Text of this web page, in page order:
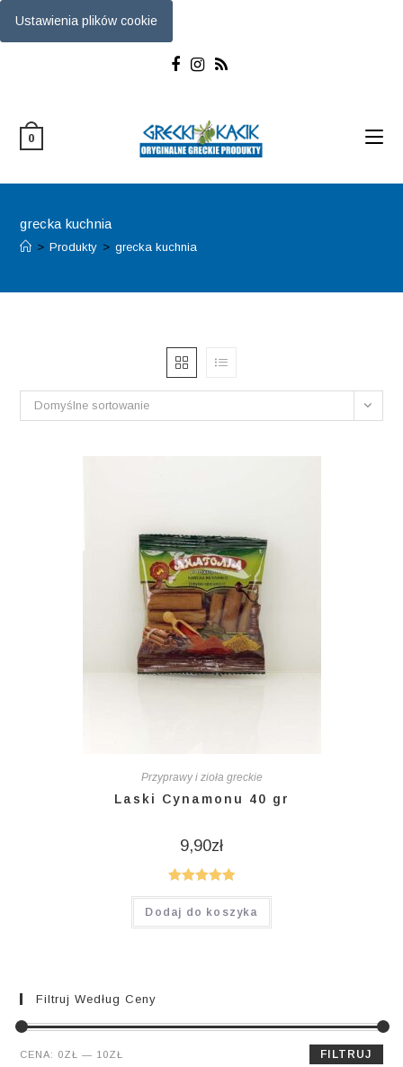
Ustawienia plików cookie
0
grecka kuchnia
> Produkty > grecka kuchnia
Domyślne sortowanie
Przyprawy i zioła greckie
Laski Cynamonu 40 gr
9,90zł
Oceniono
5.00na 5
Dodaj do koszyka
Filtruj Według Ceny
Cena
Cena
FILTRUJ
CENA: 0ZŁ — 10ZŁ